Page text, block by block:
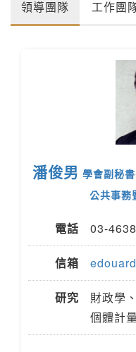
領導團隊 工作團
潘俊男 學會副秘
公共事務
電話 03-
信箱
研究
財政學
個體計量